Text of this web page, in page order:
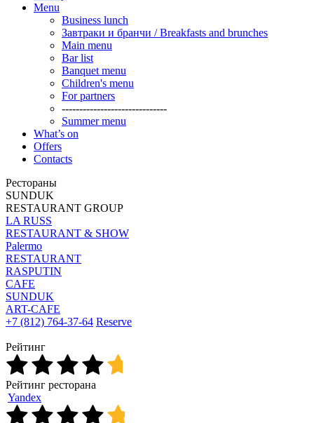
Menu
Business lunch
Завтраки и бранчи / Breakfasts and brunches
Main menu
Bar list
Banquet menu
Children's menu
For partners
------------------------------
Summer menu
What’s on
Offers
Contacts
Рестораны
SUNDUK
RESTAURANT GROUP
LA RUSS
RESTAURANT & SHOW
Palermo
RESTAURANT
RASPUTIN
CAFE
SUNDUK
ART-CAFE
+7 (812) 764-37-64 Reserve
Рейтинг
Рейтинг ресторана
Yandex